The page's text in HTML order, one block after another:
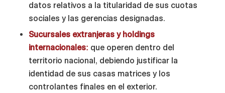
datos relativos a la titularidad de sus cuotas
sociales y las gerencias designadas.
Sucursales extranjeras y holdings
internacionales: que operen dentro del
territorio nacional, debiendo justificar la
identidad de sus casas matrices y los
controlantes finales en el exterior.